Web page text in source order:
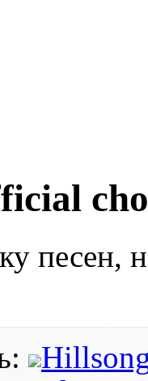
песен,